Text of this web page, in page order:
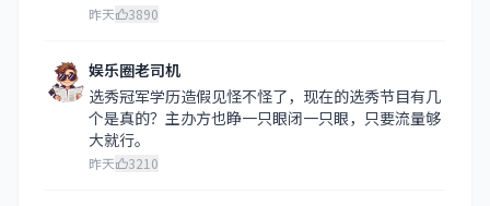
昨天 3890
娱乐圈老司机
选秀冠军学历造假见怪不怪了，现在的选秀节目有几
个是真的？主办方也睁一只眼闭一只眼，只要流量够
大就行。
昨天 3210